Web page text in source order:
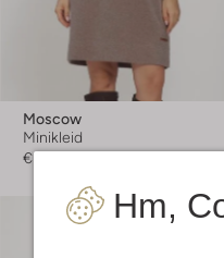
Hm,
Moscow
Minikleid
€ 159,99